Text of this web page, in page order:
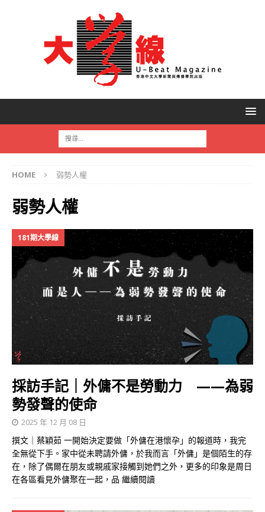
HOME 弱勢人權
弱勢人權
181期大學線
採訪手記｜外傭不是勞動力 ——為弱
勢發聲的使命
2025 年 12 月 08 日
撰文｜蔡穎茹 一開始決定要做「外傭在港懷孕」的報道時，我完
全無從下手。家中從未聘請外傭，於我而言「外傭」是個陌生的存
在，除了偶爾在朋友或親戚家接觸到她們之外，更多的印象是周日
在各區看見外傭聚在一起，品 繼續閱讀